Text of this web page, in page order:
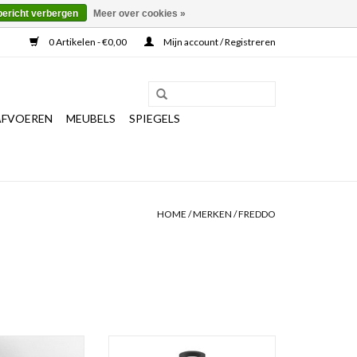
0 Artikelen - €0,00 Mijn account / Registreren
MEUBELS
SPIEGELS
HOME /MERKEN /FREDDO
verbergen Meer over cookies »